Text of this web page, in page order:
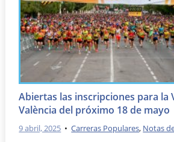
Abiertas las inscripciones para la
València del próximo 18 de mayo
9 abril, 2025 •Carreras Populares, Notas